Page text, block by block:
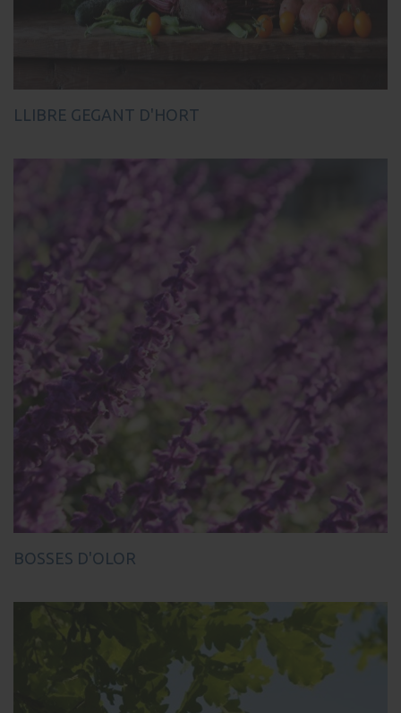
LLIBRE GEGANT D'HORT
BOSSES D'OLOR